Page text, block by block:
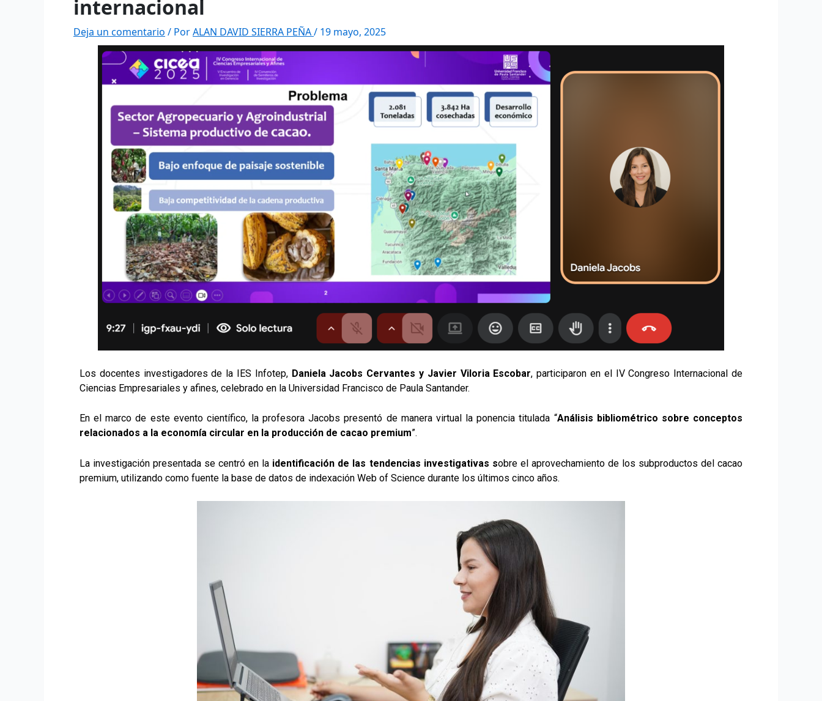
internacional
Deja un comentario / PorALAN DAVID SIERRA PEÑA/ 19 mayo, 2025
Los docentes investigadores de la IES Infotep, Daniela Jacobs Cervantes y Javier Viloria Escobar, participaron en el IV Congreso Internacional de
Ciencias Empresariales y afines, celebrado en la Universidad Francisco de Paula Santander.
En el marco de este evento científico, la profesora Jacobs presentó de manera virtual la ponencia titulada “Análisis bibliométrico sobre conceptos
relacionados a la economía circular en la producción de cacao premium”.
La investigación presentada se centró en la identificación de las tendencias investigativas sobre el aprovechamiento de los subproductos del cacao
premium, utilizando como fuente la base de datos de indexación Web of Science durante los últimos cinco años.